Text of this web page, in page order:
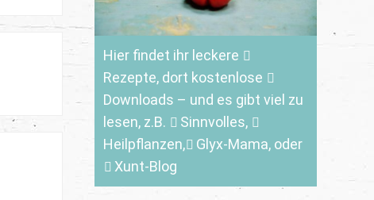
Hier findet ihr leckere
Rezepte, dort kostenlose
Downloads – und es gibt viel zu
lesen, z.B.
Sinnvolles,
Heilpflanzen,
Glyx-Mama, oder
Xunt-Blog